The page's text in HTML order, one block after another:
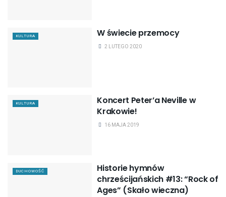
KULTURA W świecie przemocy
2 LUTEGO 2020
KULTURA
Koncert Peter’a Neville w
Krakowie!
16 MAJA 2019
DUCHOWOŚĆ
Historie hymnów
chrześcijańskich #13: “Rock of
Ages” (Skało wieczna)